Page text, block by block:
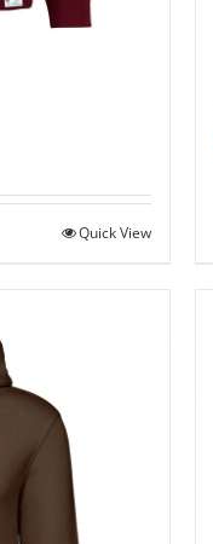
Quick View